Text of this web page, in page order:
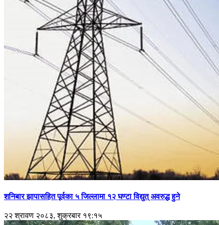
शनिबार झापासहित पूर्वका ५ जिल्लामा १२ घण्टा विद्युत् अवरुद्ध हुने
२२ श्रावण २०८३, शुक्रबार १९:१५